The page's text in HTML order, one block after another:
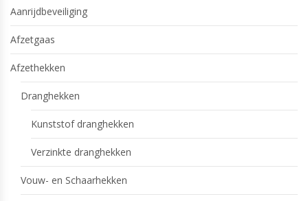
Aanrijdbeveiliging
Afzetgaas
Afzethekken
Dranghekken
Kunststof dranghekken
Verzinkte dranghekken
Vouw- en Schaarhekken